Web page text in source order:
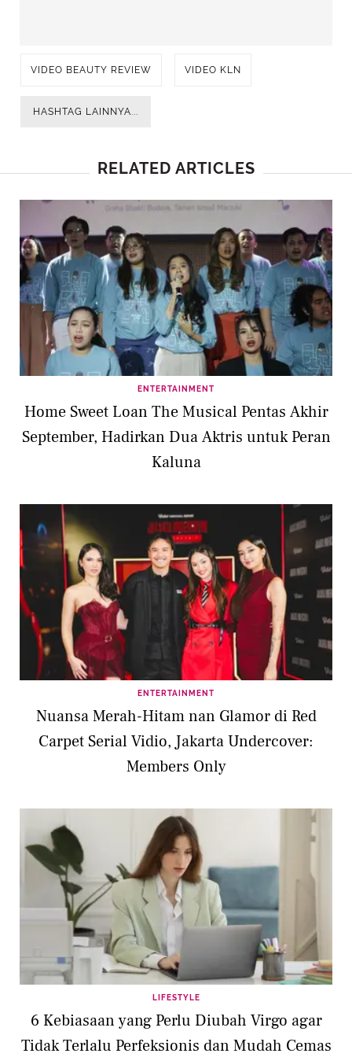
VIDEO BEAUTY REVIEW VIDEO KLN
HASHTAG LAINNYA...
RELATED ARTICLES
ENTERTAINMENT
Home Sweet Loan The Musical Pentas Akhir
September, Hadirkan Dua Aktris untuk Peran
Kaluna
ENTERTAINMENT
Nuansa Merah-Hitam nan Glamor di Red
Carpet Serial Vidio, Jakarta Undercover:
Members Only
LIFESTYLE
6 Kebiasaan yang Perlu Diubah Virgo agar
Tidak Terlalu Perfeksionis dan Mudah Cemas